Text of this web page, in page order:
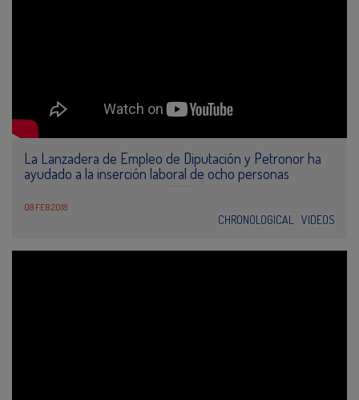
La Lanzadera de Empleo de Diputación y Petronor ha
ayudado a la inserción laboral de ocho personas
08 FEB 2018
CHRONOLOGICAL VIDEOS